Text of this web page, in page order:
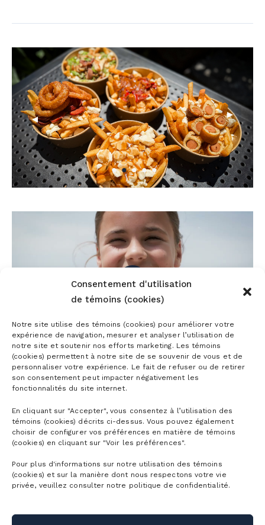
Consentement d'utilisation
de témoins (cookies)
Notre site utilise des témoins (cookies) pour améliorer votre
expérience de navigation, mesurer et analyser l’utilisation de
notre site et soutenir nos efforts marketing. Les témoins
(cookies) permettent à notre site de se souvenir de vous et de
personnaliser votre expérience. Le fait de refuser ou de retirer
son consentement peut impacter négativement les
fonctionnalités du site internet.
En cliquant sur "Accepter", vous consentez à l’utilisation des
témoins (cookies) décrits ci-dessus. Vous pouvez également
choisir de configurer vos préférences en matière de témoins
(cookies) en cliquant sur "Voir les préférences".
Pour plus d'informations sur notre utilisation des témoins
(cookies) et sur la manière dont nous respectons votre vie
privée, veuillez consulter notre politique de confidentialité.
PLAY
-00:21
MUTE